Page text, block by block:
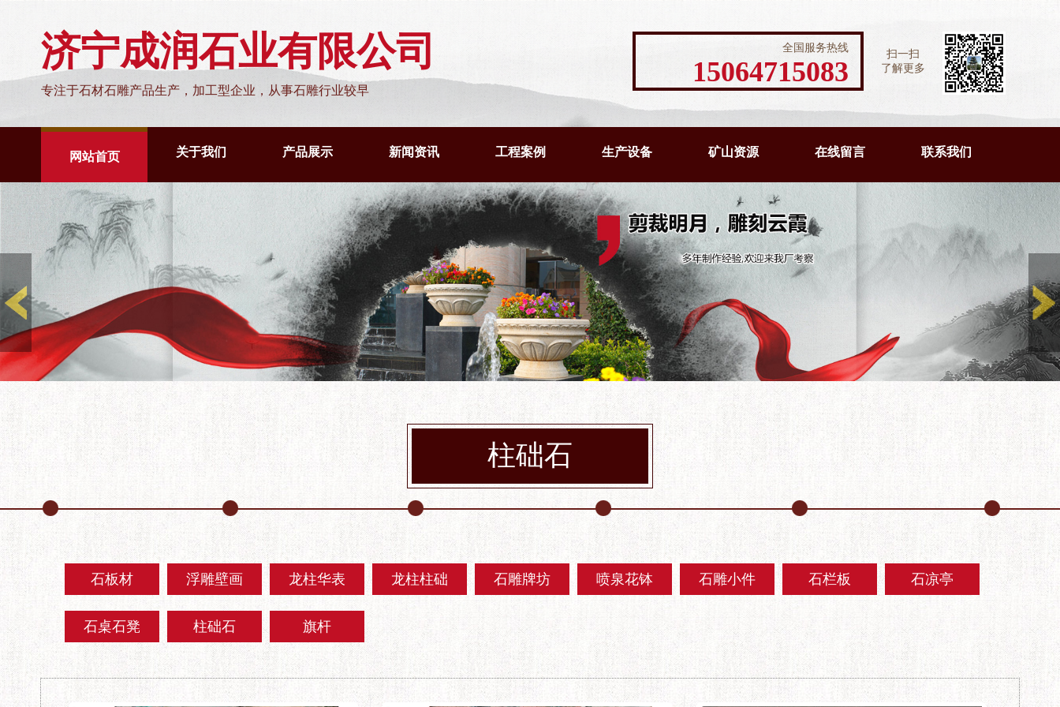
济宁成润石业有限公司
专注于石材石雕产品生产，加工型企业，从事石雕行业较早
全国服务热线
15064715083
扫一扫
了解更多
网站首页 关于我们 产品展示 新闻资讯 工程案例 生产设备 矿山资源 在线留言 联系我们
柱础石
石板材 浮雕壁画 龙柱华表 龙柱柱础 石雕牌坊 喷泉花钵 石雕小件 石栏板 石凉亭
石桌石凳 柱础石 旗杆